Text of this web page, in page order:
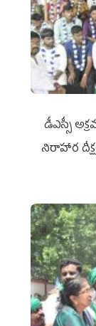
డీఎస్సీ
నిరాహార